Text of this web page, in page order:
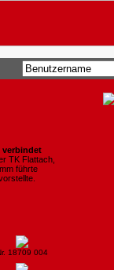
verbindet
TK Flattach,
führte
18709 004